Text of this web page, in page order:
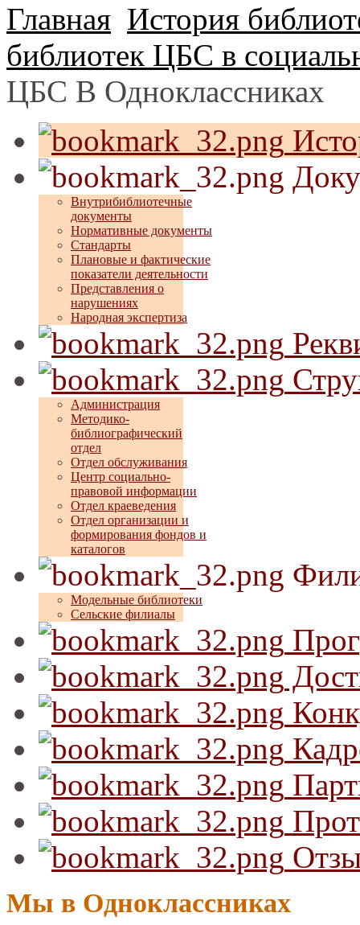
Главная История
библиотек ЦБС в
ЦБС В Одноклассниках
Внутрибиблиотечные
документы
Нормативные документы
Стандарты
Плановые и фактические
показатели деятельности
Представления о
нарушениях
Народная экспертиза
Администрация
Методико-
библиографический
отдел
Отдел обслуживания
Центр социально-
правовой информации
Отдел краеведения
Отдел организации и
формирования фондов и
каталогов
Модельные библиотеки
Сельские филиалы
Мы в Одноклассниках